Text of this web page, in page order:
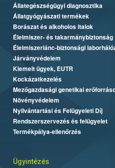
Állategészségügyi diagnosztika
Állatgyógyászati termékek
Borászat és alkoholos italok
Élelmiszer- és takarmánybiztonság
Élelmiszerlánc-biztonsági
Járványvédelem
Kiemelt ügyek, EUTR
Kockázatkezelés
Mezőgazdasági genetikai
Növényvédelem
Nyilvántartási és Felügyeleti Díj
Rendszerszervezés és felügyelet
Termékpálya-ellenőrzés
Ügyintézés